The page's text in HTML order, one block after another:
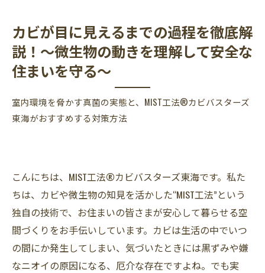
カビが目に見えるまでの過程を徹底解
説！～微生物の動きを理解して安全な
住まいを守る～
室内環境を脅かす真菌の実態と、MIST工法®カビバスターズ
東海がおすすめする対策方法
こんにちは、MIST工法®カビバスターズ東海です。私た
ちは、カビや微生物の知見を活かした“MIST工法”という
独自の技術で、お住まいの皆さまが安心して暮らせる空
間づくりをお手伝いしています。カビは生活の中でいつ
の間にか発生してしまい、気づいたときには黒ずみや嫌
なニオイの原因になる、厄介な存在ですよね。でも実